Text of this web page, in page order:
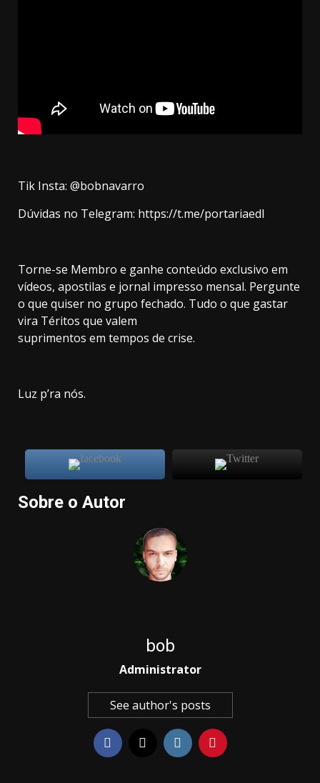
Tik Insta: @bobnavarro
Dúvidas no Telegram: https://t.me/portariaedl
Torne-se Membro e ganhe conteúdo exclusivo em
vídeos, apostilas e jornal impresso mensal. Pergunte
o que quiser no grupo fechado. Tudo o que gastar
vira Téritos que valem
suprimentos em tempos de crise.
Luz p’ra nós.
Sobre o Autor
bob
Administrator
See author's posts